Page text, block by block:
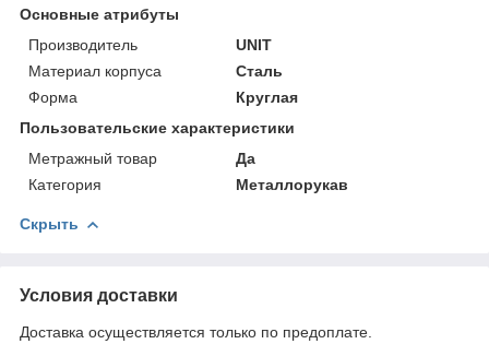
Основные атрибуты
Производитель
UNIT
Материал корпуса
Сталь
Форма
Круглая
Пользовательские характеристики
Метражный товар
Да
Категория
Металлорукав
Скрыть
Условия доставки
Доставка осуществляется только по предоплате.